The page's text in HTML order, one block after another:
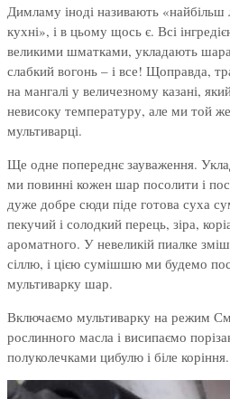
Димламу іноді називають «найбільш
кухні», і в цьому щось є. Всі
великими шматками, укладають
слабкий вогонь – і все! Щоправда,
на мангалі у величезному казані,
невисоку температуру, але ми той
мультиварці.
Ще одне попереднє зауваження.
ми повинні кожен шар посолити і
дуже добре сюди піде готова суха
пекучий і солодкий перець, зіра,
ароматного. У невеликій пиалке
сіллю, і цією сумішшю ми будемо
мультиварку шар.
Включаємо мультиварку на режим
рослинного масла і висипаємо
полуколечками цибулю і біле